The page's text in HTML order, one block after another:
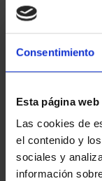
Consentimiento
Esta página
Las cookies de
el contenido y
sociales y
información
NACIONAL II -
REAL DE...
73,00 €